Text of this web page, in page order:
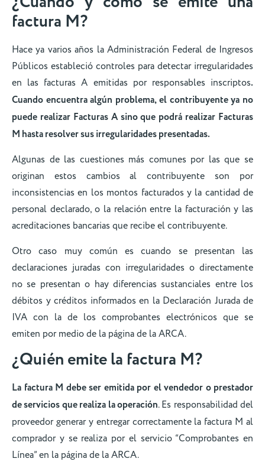
factura M?
Hace ya varios años la Administración Federal de Ingresos
Públicos estableció controles para detectar irregularidades
en las facturas A emitidas por responsables inscriptos.
Cuando encuentra algún problema, el contribuyente ya no
puede realizar Facturas A sino que podrá realizar Facturas
M hasta resolver sus irregularidades presentadas.
Algunas de las cuestiones más comunes por las que se
originan estos cambios al contribuyente son por
inconsistencias en los montos facturados y la cantidad de
personal declarado, o la relación entre la facturación y las
acreditaciones bancarias que recibe el contribuyente.
Otro caso muy común es cuando se presentan las
declaraciones juradas con irregularidades o directamente
no se presentan o hay diferencias sustanciales entre los
débitos y créditos informados en la Declaración Jurada de
IVA con la de los comprobantes electrónicos que se
emiten por medio de la página de la ARCA.
¿Quién emite la factura M?
La factura M debe ser emitida por el vendedor o prestador
de servicios que realiza la operación. Es responsabilidad del
proveedor generar y entregar correctamente la factura M al
comprador y se realiza por el servicio “Comprobantes en
Línea” en la página de la ARCA.